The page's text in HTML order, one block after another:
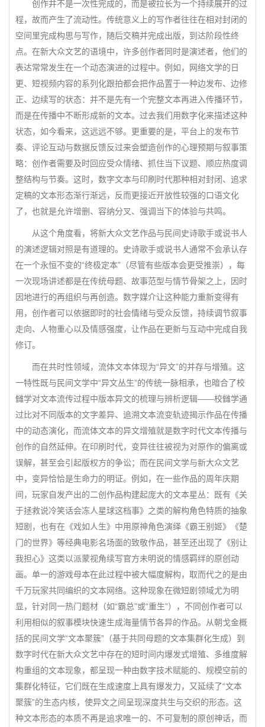
创作并不是一次性完成的，而是被拉长为一个持续展开的过
程，故而产生了流动性。传统意义上的写作者往往在相对封闭的
空间里完成构思与写作，随后交稿并完成出版，到达阶段性终
点。在新大众文艺的语境中，许多创作者同时是演述者，他们的
表达常常发生在一个动态演进的过程中。例如，网络文学的日
更、短视频内容的系列化跟拍都会把作品置于一种边发布、边修
正、边续写的状态：并不是先有一个完整文本再进入传播环节，
而是在传播中不断形成新的文本。过去我们用数字化来描述这种
状态，如今看来，这远远不够。更重要的是，平台上的发布节
奏、评论互动与数据反馈反过来会塑造创作的心理预期与叙事策
略：创作者需要及时回应受众情绪、抓住当下议题、顺应热度调
整结构与节奏。这时，数字文本与印刷时代那种相对封闭、追求
定稿的文本形态渐行渐远，反而更接近开放性较强的口语文化
了，也就是允许增删、容纳分叉、强调当下的体验与共鸣。
从这个角度看，将新大众文艺作品与民间史诗歌手或说书人
的演述逻辑对照是有道理的。史诗歌手或说书人通常不会承认存
在一个永恒不变的“终极定本”（尽管有些版本会更受推崇），每
一次现场讲述都是在传统母题、故事范型与情节骨架之上，因时
因地进行的再组织与再创造。数字媒介让这种能力重新变得有
用，创作者可以依据即时的社会情绪与受众反馈，持续调节叙事
走向、人物重心以及情感强度，让作品在更新与互动中完成自我
修订。
而在共时性领域，流体文本体现为“异文”的并存与增殖。这
一特性既与民间文学中“异文丛生”的传统一脉相承，也暗合了校
雠学对文本流传过程中版本异文的梳理与辨析逻辑——校雠学通
过比对不同版本的文字差异、追溯文本流变轨迹揭示作品在传播
中的动态演化，而流体文本的异文增殖就是数字时代文本传播与
创作的自然延伸。在印刷时代，变异往往被视为对原作的偏离或
误解，甚至会引起版权方的争讼；而在民间文学与新大众文艺
中，变异恰恰是生命力的明证。例如，在一些作品的周年庆期
间，玩家自发产出的二创作品构建起庞大的文本星丛：既有《关
于拯救说冷笑话会冻人星球这档事》之类的解构角色特质的抽象
短剧，也有在《戏如人生》中用原神角色演绎《霸王别姬》《楚
门的世界》等经典电影名场面的致敬作品，甚至还出现了《别让
我担心》这类以派蒙视角续写官方未明说的情感羁绊的原创动
画。单一的游戏母本在此过程中被大幅度解构，取而代之的是由
千万玩家共同编织的文本网络。这种现象在微短剧领域尤为明
显，针对同一热门题材（如“霸总”或“重生”），不同创作者可以
利用相似的叙事模块快速生成海量情节各异的作品。从朝戈金概
括的民间文学“文本聚簇”（基于共同母题的文本集群化生成）到
数字时代在新大众文艺中存在的短时间内爆发式增殖、多维度解
构重组的文本现象，都呈现一种由数字技术赋能的、规模空前的
集群化特征，它们既在生成速度上具有爆发力，又延续了“文本
聚簇”的生态内核，使异文之间呈现深度共生与交织的形态。这
种文本形态的本质不再是追求唯一的、不可复制的原创神话，而